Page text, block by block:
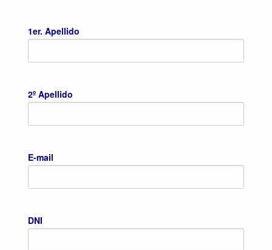
1er. Apellido
2º Apellido
E-mail
DNI